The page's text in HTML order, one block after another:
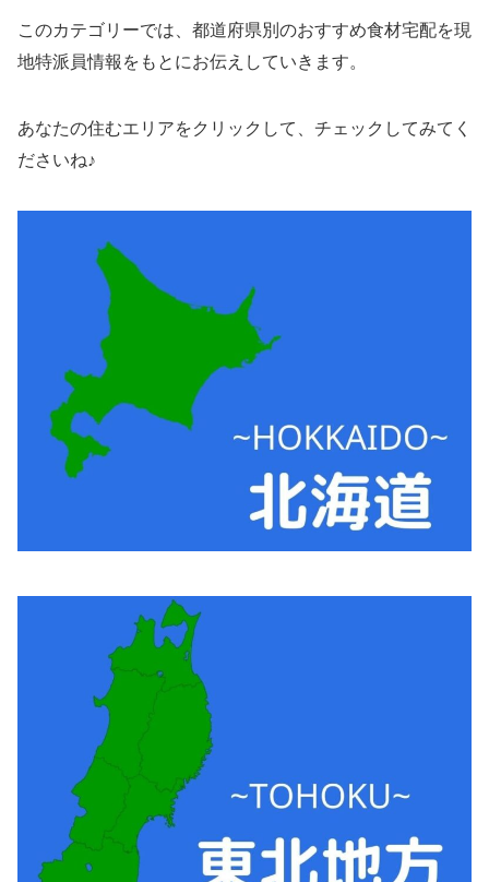
このカテゴリーでは、都道府県別のおすすめ食材宅配を現
地特派員情報をもとにお伝えしていきます。
あなたの住むエリアをクリックして、チェックしてみてく
ださいね♪